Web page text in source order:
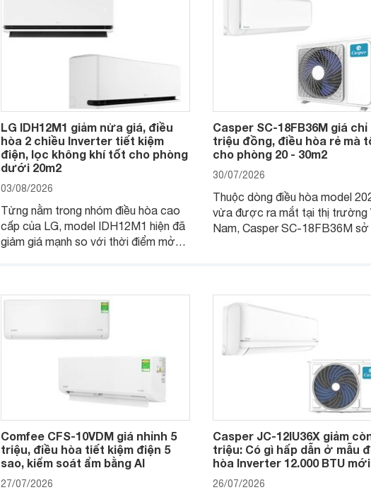
LG IDH12M1 giảm nửa giá, điều
hòa 2 chiều Inverter tiết kiệm
điện, lọc không khí tốt cho phòng
dưới 20m2
03/08/2026
Từng nằm trong nhóm điều hòa cao
cấp của LG, model IDH12M1 hiện đã
giảm giá mạnh so với thời điểm mở
đại.
Casper SC-18FB36M giá chỉ
triệu đồng, điều hòa rẻ mà
cho phòng 20 - 30m2
30/07/2026
Thuộc dòng điều hòa model
vừa được ra mắt tại thị trường
Nam, Casper SC-18FB36M sở
nhiều tính năng và công nghệ
Comfee CFS-10VDM giá nhỉnh 5
triệu, điều hòa tiết kiệm điện 5
sao, kiểm soát ẩm bằng AI
27/07/2026
Casper JC-12IU36X giảm
triệu: Có gì hấp dẫn ở mẫu
hòa Inverter 12.000 BTU
26/07/2026